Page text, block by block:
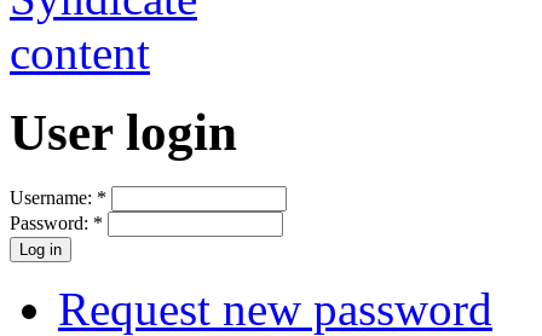
User login
Username: *
Password: *
Request new password